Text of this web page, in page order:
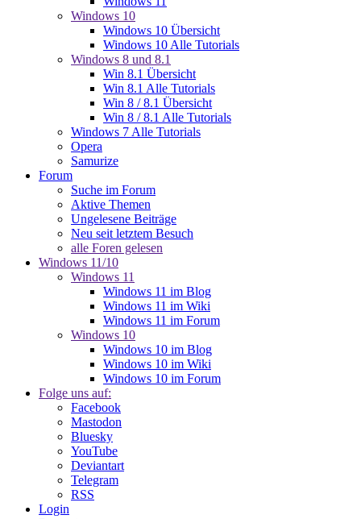
Windows 10
Windows 10 Übersicht
Windows 10 Alle Tutorials
Windows 8 und 8.1
Win 8.1 Übersicht
Win 8.1 Alle Tutorials
Win 8 / 8.1 Übersicht
Win 8 / 8.1 Alle Tutorials
Windows 7 Alle Tutorials
Opera
Samurize
Forum
Suche im Forum
Aktive Themen
Ungelesene Beiträge
Neu seit letztem Besuch
alle Foren gelesen
Windows 11/10
Windows 11
Windows 11 im Blog
Windows 11 im Wiki
Windows 11 im Forum
Windows 10
Windows 10 im Blog
Windows 10 im Wiki
Windows 10 im Forum
Folge uns auf:
Facebook
Mastodon
Bluesky
YouTube
Deviantart
Telegram
RSS
Login